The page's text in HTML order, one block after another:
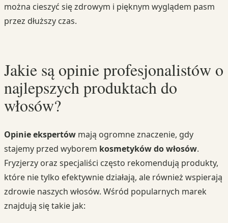
można cieszyć się zdrowym i pięknym wyglądem pasm
przez dłuższy czas.
Jakie są opinie profesjonalistów o
najlepszych produktach do
włosów?
Opinie ekspertów mają ogromne znaczenie, gdy
stajemy przed wyborem kosmetyków do włosów.
Fryzjerzy oraz specjaliści często rekomendują produkty,
które nie tylko efektywnie działają, ale również wspierają
zdrowie naszych włosów. Wśród popularnych marek
znajdują się takie jak: